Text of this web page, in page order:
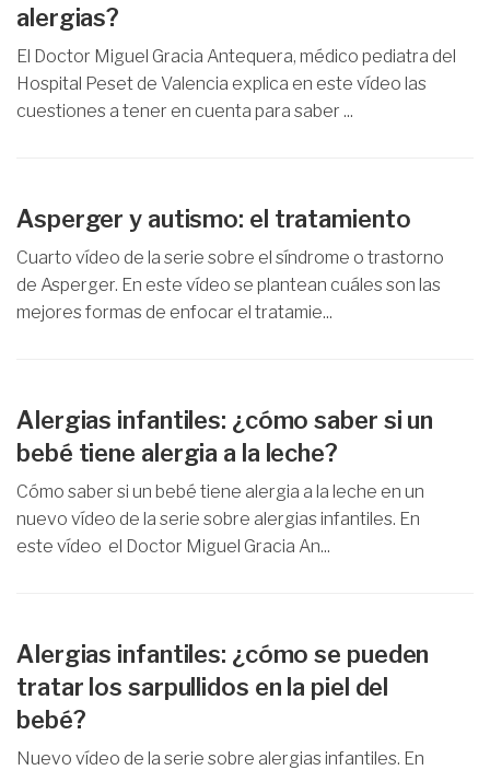
alergias?
El Doctor Miguel Gracia Antequera, médico pediatra del
Hospital Peset de Valencia explica en este vídeo las
cuestiones a tener en cuenta para saber ...
Asperger y autismo: el tratamiento
Cuarto vídeo de la serie sobre el síndrome o trastorno
de Asperger. En este vídeo se plantean cuáles son las
mejores formas de enfocar el tratamie...
Alergias infantiles: ¿cómo saber si un
bebé tiene alergia a la leche?
Cómo saber si un bebé tiene alergia a la leche en un
nuevo vídeo de la serie sobre alergias infantiles. En
este vídeo el Doctor Miguel Gracia An...
Alergias infantiles: ¿cómo se pueden
tratar los sarpullidos en la piel del
bebé?
Nuevo vídeo de la serie sobre alergias infantiles. En